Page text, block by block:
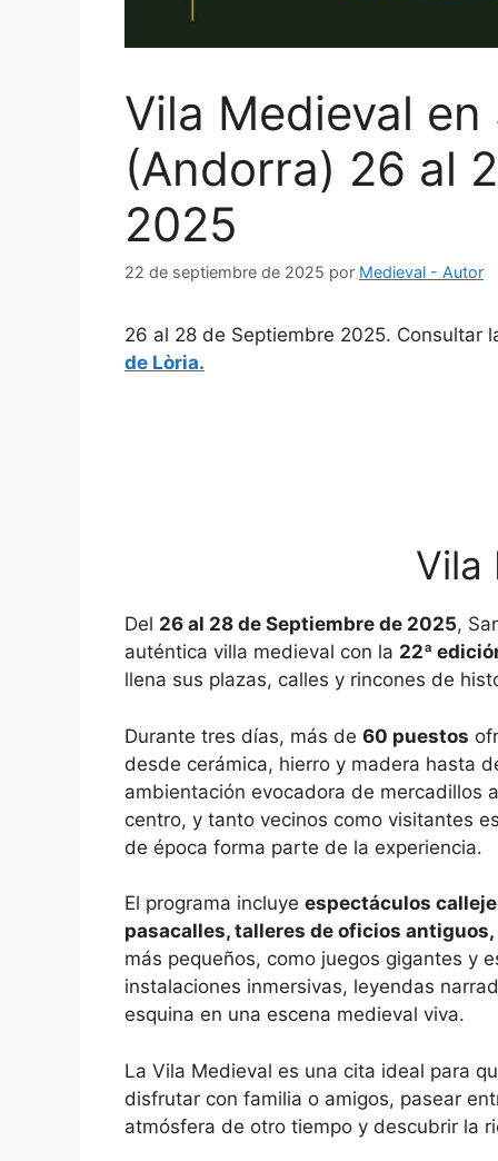
Vila Medieval
(Andorra) 26 al
2025
22 de septiembre de 2025 por Medieval - Autor
26 al 28 de Septiembre 2025. Consultar
de Lòria.
Vila
Del 26 al 28 de Septiembre de 2025,
auténtica villa medieval con la 22ª
llena sus plazas, calles y rincones de
Durante tres días, más de 60 puestos
desde cerámica, hierro y madera hasta
ambientación evocadora de mercadillos
centro, y tanto vecinos como visitantes
de época forma parte de la experiencia.
El programa incluye espectáculos
pasacalles, talleres de oficios antiguos,
más pequeños, como juegos gigantes y
instalaciones inmersivas, leyendas
esquina en una escena medieval viva.
La Vila Medieval es una cita ideal para
disfrutar con familia o amigos, pasear
atmósfera de otro tiempo y descubrir la